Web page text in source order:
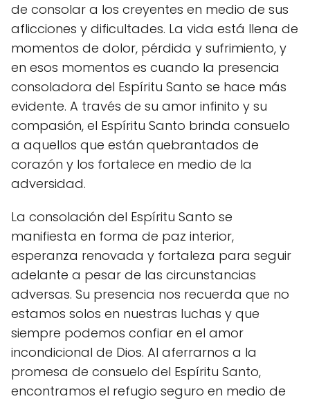
de consolar a los creyentes en medio de sus
aflicciones y dificultades. La vida está llena de
momentos de dolor, pérdida y sufrimiento, y
en esos momentos es cuando la presencia
consoladora del Espíritu Santo se hace más
evidente. A través de su amor infinito y su
compasión, el Espíritu Santo brinda consuelo
a aquellos que están quebrantados de
corazón y los fortalece en medio de la
adversidad.
La consolación del Espíritu Santo se
manifiesta en forma de paz interior,
esperanza renovada y fortaleza para seguir
adelante a pesar de las circunstancias
adversas. Su presencia nos recuerda que no
estamos solos en nuestras luchas y que
siempre podemos confiar en el amor
incondicional de Dios. Al aferrarnos a la
promesa de consuelo del Espíritu Santo,
encontramos el refugio seguro en medio de